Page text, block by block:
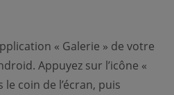
« Galerie » de votre
Appuyez sur l’icône «
coin de l’écran, puis